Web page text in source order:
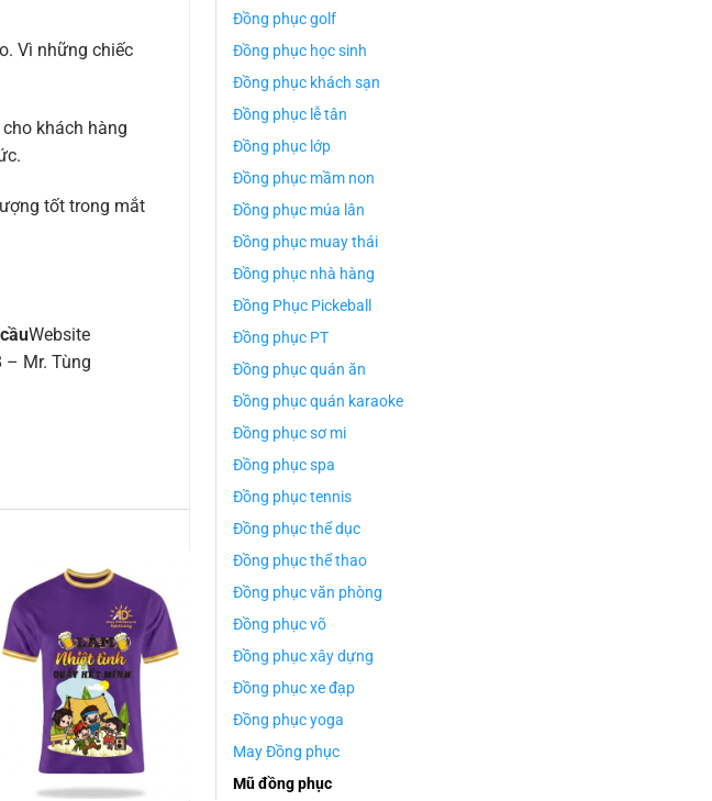
Vì những chiếc
khách hàng
tốt trong mắt
Website
– Mr. Tùng
Đồng phục golf
Đồng phục học sinh
Đồng phục khách sạn
Đồng phục lễ tân
Đồng phục lớp
Đồng phục mầm non
Đồng phục múa lân
Đồng phục muay thái
Đồng phục nhà hàng
Đồng Phục Pickeball
Đồng phục PT
Đồng phục quán ăn
Đồng phục quán karaoke
Đồng phục sơ mi
Đồng phục spa
Đồng phục tennis
Đồng phục thể dục
Đồng phục thể thao
Đồng phục văn phòng
Đồng phục võ
Đồng phục xây dựng
Đồng phục xe đạp
Đồng phục yoga
May Đồng phục
Mũ đồng phục